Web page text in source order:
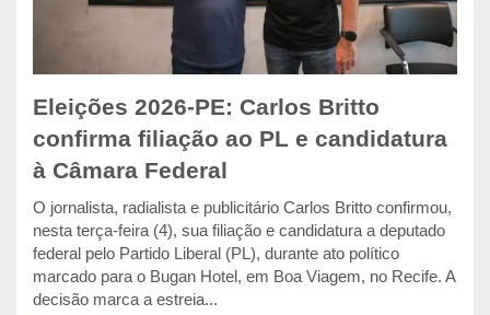
Eleições 2026-PE: Carlos Britto
confirma filiação ao PL e candidatura
à Câmara Federal
O jornalista, radialista e publicitário Carlos Britto confirmou,
nesta terça-feira (4), sua filiação e candidatura a deputado
federal pelo Partido Liberal (PL), durante ato político
marcado para o Bugan Hotel, em Boa Viagem, no Recife. A
decisão marca a estreia...